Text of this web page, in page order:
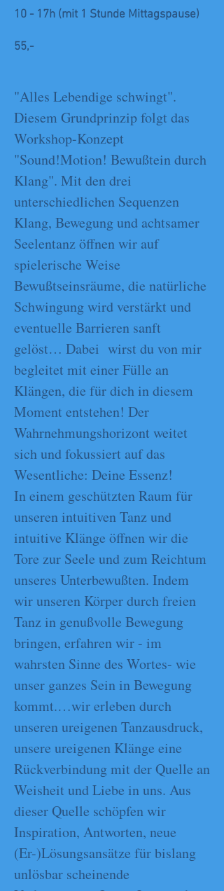
10 - 17h (mit 1 Stunde Mittagspause)
55,-
"Alles Lebendige schwingt".
Diesem Grundprinzip folgt das
Workshop-Konzept
"Sound!Motion! Bewußtein durch
Klang". Mit den drei
unterschiedlichen Sequenzen
Klang, Bewegung und achtsamer
Seelentanz öffnen wir auf
spielerische Weise
Bewußtseinsräume, die natürliche
Schwingung wird verstärkt und
eventuelle Barrieren sanft
gelöst… Dabei wirst du von mir
begleitet mit einer Fülle an
Klängen, die für dich in diesem
Moment entstehen! Der
Wahrnehmungshorizont weitet
sich und fokussiert auf das
Wesentliche: Deine Essenz!
In einem geschützten Raum für
unseren intuitiven Tanz und
intuitive Klänge öffnen wir die
Tore zur Seele und zum Reichtum
unseres Unterbewußten. Indem
wir unseren Körper durch freien
Tanz in genußvolle Bewegung
bringen, erfahren wir - im
wahrsten Sinne des Wortes- wie
unser ganzes Sein in Bewegung
kommt.…wir erleben durch
unseren ureigenen Tanzausdruck,
unsere ureigenen Klänge eine
Rückverbindung mit der Quelle an
Weisheit und Liebe in uns. Aus
dieser Quelle schöpfen wir
Inspiration, Antworten, neue
(Er-)Lösungsansätze für bislang
unlösbar scheinende